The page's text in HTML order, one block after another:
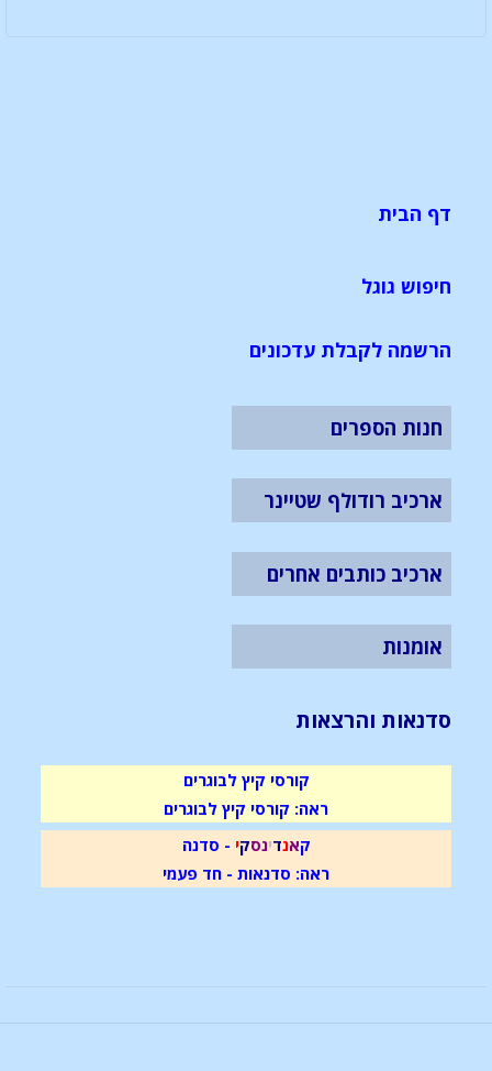
דף הבית
חיפוש גוגל
הרשמה לקבלת עדכונים
חנות הספרים
ארכיב רודולף שטיינר
ארכיב כותבים אחרים
אומנות
סדנאות והרצאות
קורסי קיץ לבוגרים
ראה: קורסי קיץ לבוגרים
קאנדינסקי - סדנה
ראה: סדנאות - חד פעמי